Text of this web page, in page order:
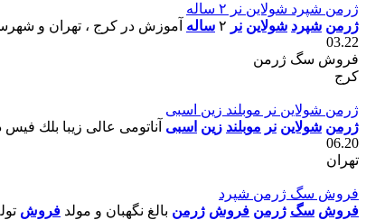
ژرمن شپرد شولاين نر ٢ ساله
ژرمن شپرد شولاين نر ساله آموزش در کرج ، تهران و
03.22
فروش سگ ژرمن
کرج
ژرمن شولاين نر موبلند زين اسبى
ژرمن شولاين نر موبلند زين اسبى آناتومى عالى زيبا بلك
06.20
تهران
فروش سگ ژرمن شپرد
فروش سگ ژرمن فروش ژرمن بالغ نگهبان و مولد فروش